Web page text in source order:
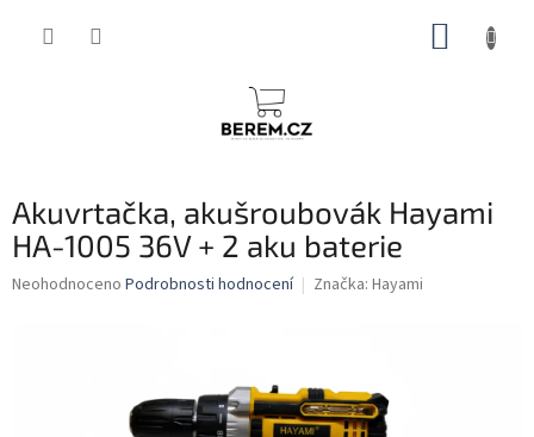
Akuvrtačka, akušroubovák Hayami
HA-1005 36V + 2 aku baterie
Průměrné
Neohodnoceno Podrobnosti hodnocení Značka: Hayami